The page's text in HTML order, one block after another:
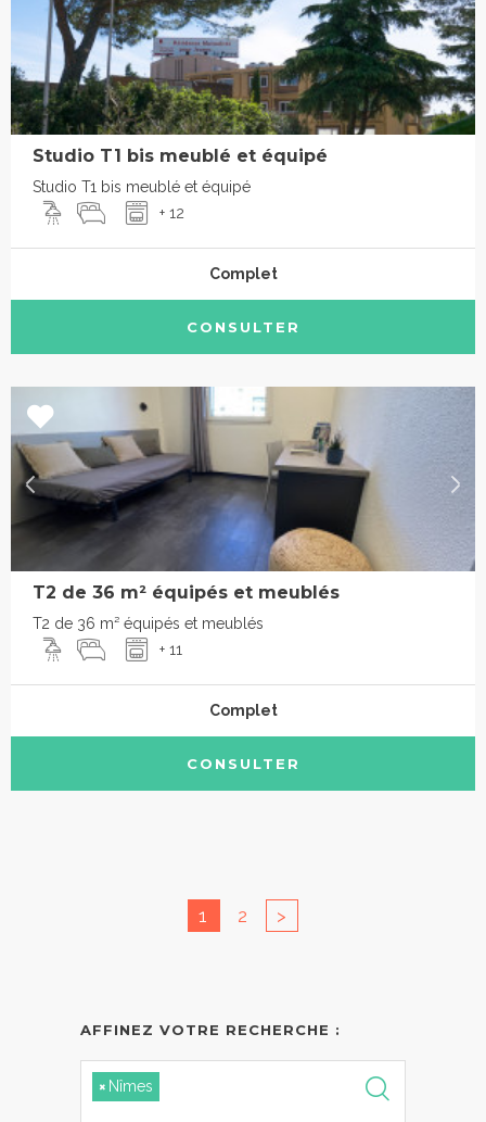
Studio T1 bis meublé et équipé
Studio T1 bis meublé et équipé
+ 12
Complet
CONSULTER
T2 de 36 m² équipés et meublés
T2 de 36 m² équipés et meublés
+ 11
Complet
CONSULTER
1 2 >
AFFINEZ VOTRE RECHERCHE :
× Nîmes